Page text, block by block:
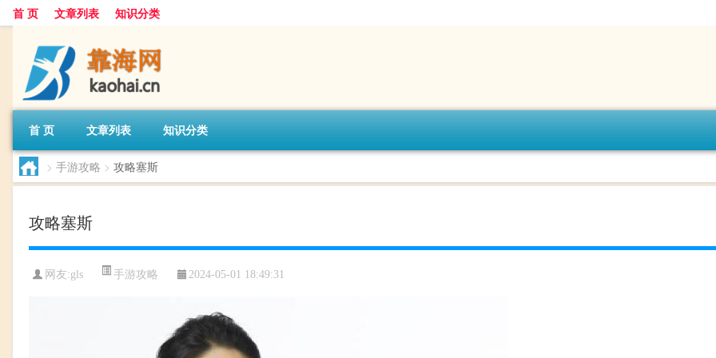
首 页 文章列表 知识分类
首 页 文章列表 知识分类
> 手游攻略 > 攻略塞斯
攻略塞斯
网友:gls 手游攻略 2024-05-01 18:49:31